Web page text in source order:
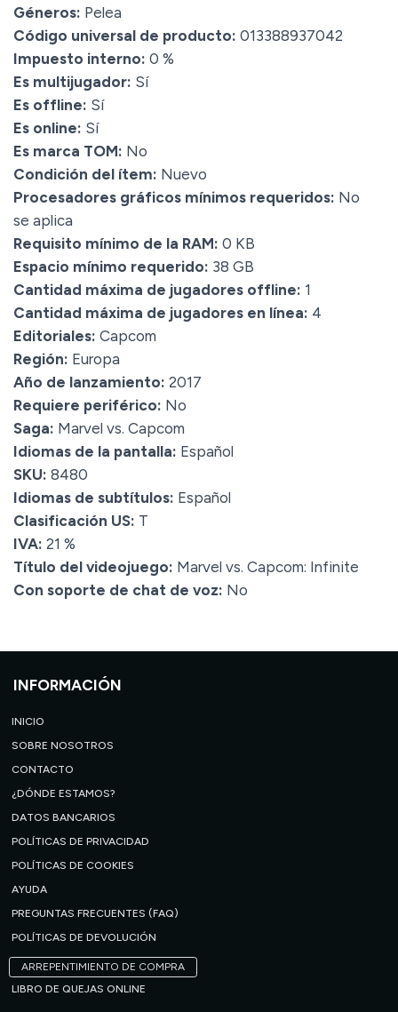
Géneros: Pelea
Código universal de producto: 013388937042
Impuesto interno: 0 %
Es multijugador: Sí
Es offline: Sí
Es online: Sí
Es marca TOM: No
Condición del ítem: Nuevo
Procesadores gráficos mínimos requeridos: No
se aplica
Requisito mínimo de la RAM: 0 KB
Espacio mínimo requerido: 38 GB
Cantidad máxima de jugadores offline: 1
Cantidad máxima de jugadores en línea: 4
Editoriales: Capcom
Región: Europa
Año de lanzamiento: 2017
Requiere periférico: No
Saga: Marvel vs. Capcom
Idiomas de la pantalla: Español
SKU: 8480
Idiomas de subtítulos: Español
Clasificación US: T
IVA: 21 %
Título del videojuego: Marvel vs. Capcom: Infinite
Con soporte de chat de voz: No
INFORMACIÓN
INICIO
SOBRE NOSOTROS
CONTACTO
¿DÓNDE ESTAMOS?
DATOS BANCARIOS
POLÍTICAS DE PRIVACIDAD
POLÍTICAS DE COOKIES
AYUDA
PREGUNTAS FRECUENTES (FAQ)
POLÍTICAS DE DEVOLUCIÓN
ARREPENTIMIENTO DE COMPRA
LIBRO DE QUEJAS ONLINE